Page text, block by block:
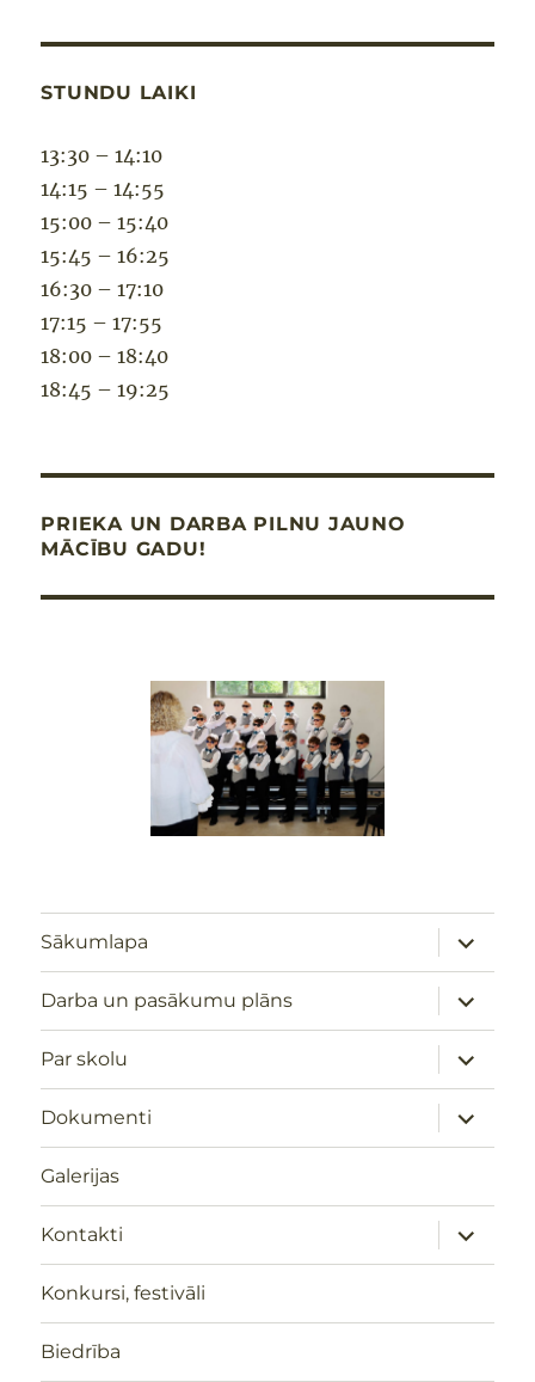
STUNDU LAIKI
13:30 – 14:10
14:15 – 14:55
15:00 – 15:40
15:45 – 16:25
16:30 – 17:10
17:15 – 17:55
18:00 – 18:40
18:45 – 19:25
PRIEKA UN DARBA PILNU JAUNO
MĀCĪBU GADU!
Sākumlapa
izvērst
Darba un pasākumu plāns
izvērst
Par skolu
izvērst
Dokumenti
izvērst
Galerijas
Kontakti
izvērst
Konkursi, festivāli
Biedrība